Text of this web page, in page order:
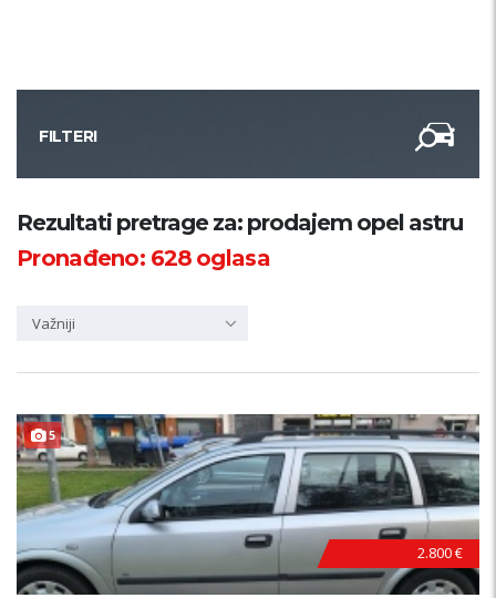
FILTERI
Kategorija
PRETRAŽI
Rezultati pretrage za: prodajem opel astru
Pronađeno: 628oglasa
Važniji
5
2.800 €